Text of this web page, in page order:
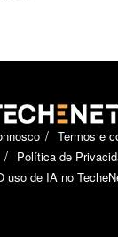
Termos e
Política de
uso de IA no